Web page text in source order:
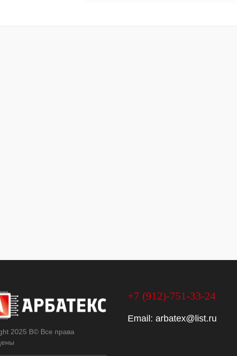
2025 В© Все права
+7 (912)-751-33-24
Email: arbatex@list.ru